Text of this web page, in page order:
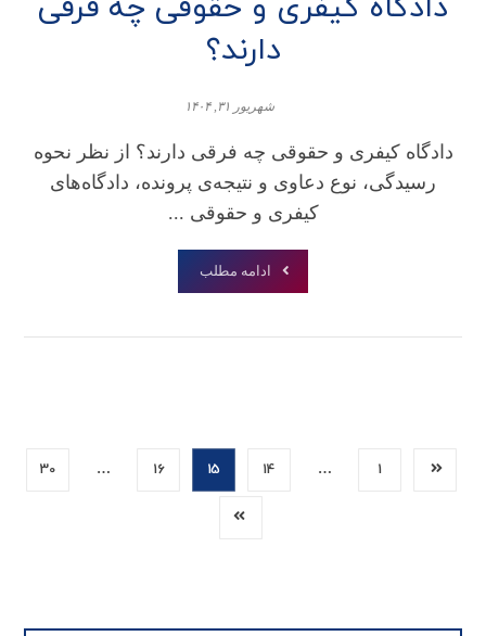
دارند؟
شهریور ۳۱, ۱۴۰۴
دادگاه کیفری و حقوقی چه فرقی دارند؟ از نظر نحوه
رسیدگی، نوع دعاوی و نتیجه‌ی پرونده، دادگاه‌های
کیفری و حقوقی ...
ادامه مطلب
1
…
14
15
16
…
30